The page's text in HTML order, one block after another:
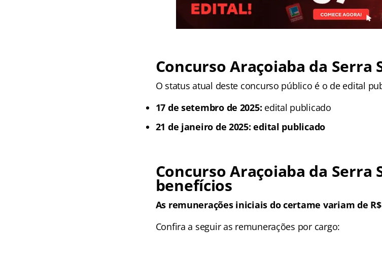
Concurso Araçoiaba da Serra
O status atual deste concurso público é o de edital
17 de setembro de 2025: edital publicado
21 de janeiro de 2025: edital publicado
Concurso Araçoiaba da Serra
benefícios
As remunerações iniciais do certame variam de R$
Confira a seguir as remunerações por cargo: